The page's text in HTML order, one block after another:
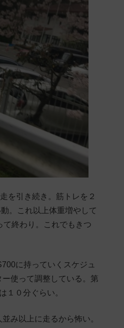
を引き続き。筋トレを２
。これ以上体重増やして
て終わり。これでもきつ
に持っていくスケジュ
使って調整している。第
１０分ぐらい。
み以上に走るから怖い。